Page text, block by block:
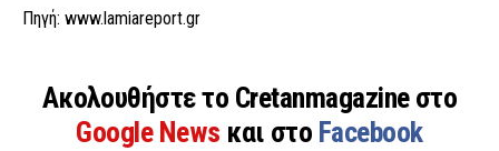
Πηγή: www.lamiareport.gr
Ακολουθήστε το Cretanmagazine στο
Google News και στο Facebook